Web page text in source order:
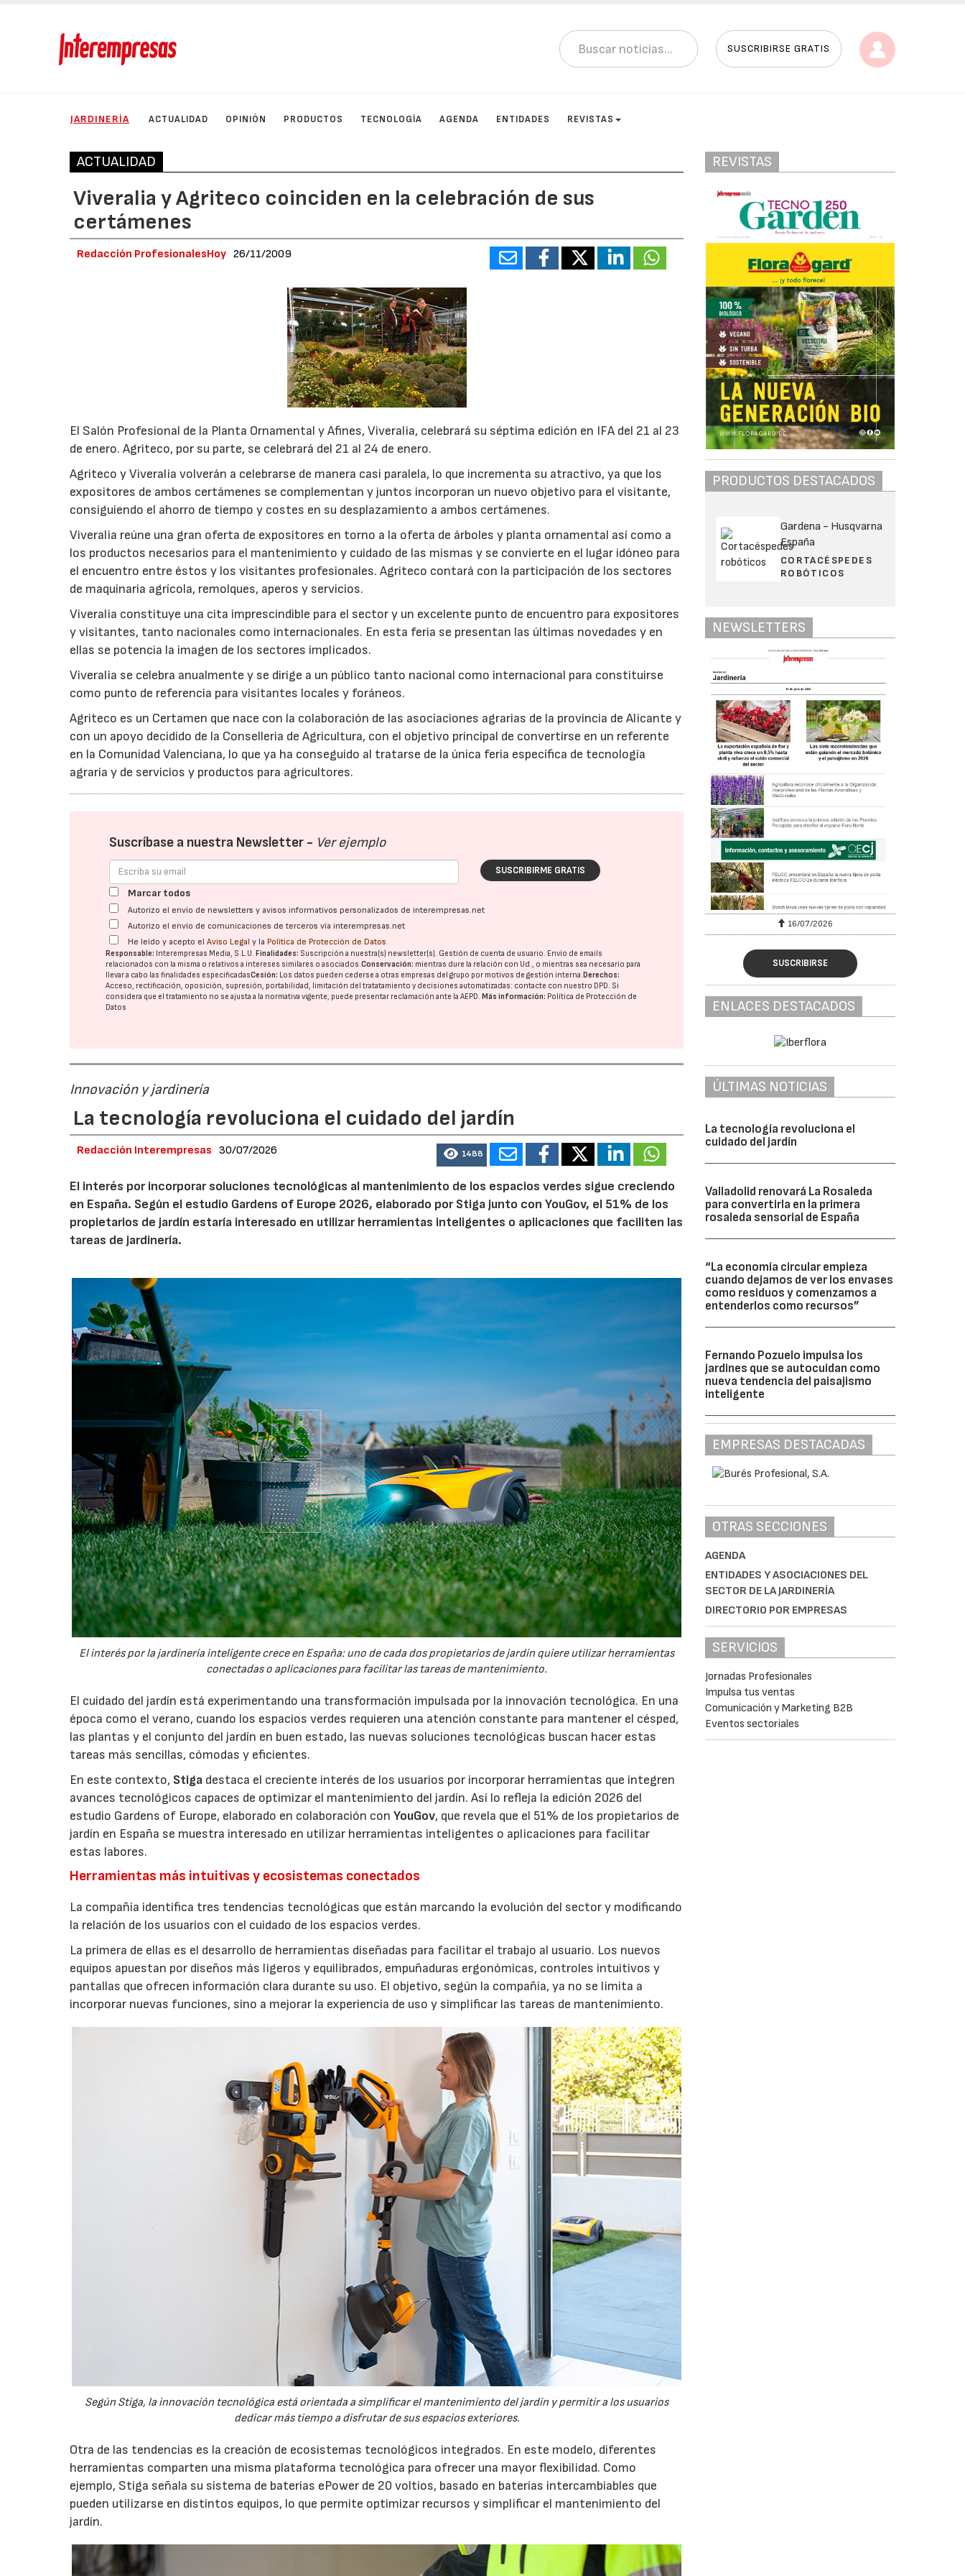
SUSCRIBIRSE GRATIS
JARDINERÍA ACTUALIDAD OPINIÓN PRODUCTOS TECNOLOGÍA AGENDA ENTIDADES REVISTAS
ACTUALIDAD
Viveralia y Agriteco coinciden en la celebración de sus
certámenes
Redacción ProfesionalesHoy 26/11/2009
El Salón Profesional de la Planta Ornamental y Afines, Viveralia, celebrará su séptima edición en IFA del 21 al 23
de enero. Agriteco, por su parte, se celebrará del 21 al 24 de enero.
Agriteco y Viveralia volverán a celebrarse de manera casi paralela, lo que incrementa su atractivo, ya que los
expositores de ambos certámenes se complementan y juntos incorporan un nuevo objetivo para el visitante,
consiguiendo el ahorro de tiempo y costes en su desplazamiento a ambos certámenes.
Viveralia reúne una gran oferta de expositores en torno a la oferta de árboles y planta ornamental así como a
los productos necesarios para el mantenimiento y cuidado de las mismas y se convierte en el lugar idóneo para
el encuentro entre éstos y los visitantes profesionales. Agriteco contará con la participación de los sectores
de maquinaria agrícola, remolques, aperos y servicios.
Viveralia constituye una cita imprescindible para el sector y un excelente punto de encuentro para expositores
y visitantes, tanto nacionales como internacionales. En esta feria se presentan las últimas novedades y en
ellas se potencia la imagen de los sectores implicados.
Viveralia se celebra anualmente y se dirige a un público tanto nacional como internacional para constituirse
como punto de referencia para visitantes locales y foráneos.
Agriteco es un Certamen que nace con la colaboración de las asociaciones agrarias de la provincia de Alicante y
con un apoyo decidido de la Conselleria de Agricultura, con el objetivo principal de convertirse en un referente
en la Comunidad Valenciana, lo que ya ha conseguido al tratarse de la única feria específica de tecnología
agraria y de servicios y productos para agricultores.
Suscríbase a nuestra Newsletter - Ver ejemplo
SUSCRIBIRME GRATIS
Marcar todos
Autorizo el envío de newsletters y avisos informativos personalizados de interempresas.net
Autorizo el envío de comunicaciones de terceros vía interempresas.net
He leído y acepto elAviso Legal y la Política de Protección de Datos
Responsable: Interempresas Media, S.L.U.Finalidades: Suscripción a nuestra(s) newsletter(s). Gestión de cuenta de usuario. Envío de emails
relacionados con la misma o relativos a intereses similares o asociados.Conservación: mientras dure la relación con Ud., o mientras sea necesario para
llevar a cabo las finalidades especificadasCesión: Los datos pueden cederse a otras empresas del grupo por motivos de gestión interna.Derechos:
Acceso, rectificación, oposición, supresión, portabilidad, limitación del tratatamiento y decisiones automatizadas: contacte con nuestro DPD. Si
considera que el tratamiento no se ajusta a la normativa vigente, puede presentar reclamación ante laAEPD.Más información: Política de Protección de
Datos
Innovación y jardinería
La tecnología revoluciona el cuidado del jardín
Redacción Interempresas 30/07/2026 1488
El interés por incorporar soluciones tecnológicas al mantenimiento de los espacios verdes sigue creciendo
en España. Según el estudio Gardens of Europe 2026, elaborado por Stiga junto con YouGov, el 51% de los
propietarios de jardín estaría interesado en utilizar herramientas inteligentes o aplicaciones que faciliten las
tareas de jardinería.
El interés por la jardinería inteligente crece en España: uno de cada dos propietarios de jardín quiere utilizar herramientas
conectadas o aplicaciones para facilitar las tareas de mantenimiento.
El cuidado del jardín está experimentando una transformación impulsada por la innovación tecnológica. En una
época como el verano, cuando los espacios verdes requieren una atención constante para mantener el césped,
las plantas y el conjunto del jardín en buen estado, las nuevas soluciones tecnológicas buscan hacer estas
tareas más sencillas, cómodas y eficientes.
En este contexto, Stiga destaca el creciente interés de los usuarios por incorporar herramientas que integren
avances tecnológicos capaces de optimizar el mantenimiento del jardín. Así lo refleja la edición 2026 del
estudio Gardens of Europe, elaborado en colaboración conYouGov, que revela que el 51% de los propietarios de
jardín en España se muestra interesado en utilizar herramientas inteligentes o aplicaciones para facilitar
estas labores.
Herramientas más intuitivas y ecosistemas conectados
La compañía identifica tres tendencias tecnológicas que están marcando la evolución del sector y modificando
la relación de los usuarios con el cuidado de los espacios verdes.
La primera de ellas es el desarrollo de herramientas diseñadas para facilitar el trabajo al usuario. Los nuevos
equipos apuestan por diseños más ligeros y equilibrados, empuñaduras ergonómicas, controles intuitivos y
pantallas que ofrecen información clara durante su uso. El objetivo, según la compañía, ya no se limita a
incorporar nuevas funciones, sino a mejorar la experiencia de uso y simplificar las tareas de mantenimiento.
Según Stiga, la innovación tecnológica está orientada a simplificar el mantenimiento del jardín y permitir a los usuarios
dedicar más tiempo a disfrutar de sus espacios exteriores.
Otra de las tendencias es la creación de ecosistemas tecnológicos integrados. En este modelo, diferentes
herramientas comparten una misma plataforma tecnológica para ofrecer una mayor flexibilidad. Como
ejemplo, Stiga señala su sistema de baterías ePower de 20 voltios, basado en baterías intercambiables que
pueden utilizarse en distintos equipos, lo que permite optimizar recursos y simplificar el mantenimiento del
jardín.
REVISTAS
PRODUCTOS DESTACADOS
Gardena - Husqvarna
España
CORTACÉSPEDES
ROBÓTICOS
NEWSLETTERS
16/07/2026
SUSCRIBIRSE
ENLACES DESTACADOS
ÚLTIMAS NOTICIAS
La tecnología revoluciona el
cuidado del jardín
Valladolid renovará La Rosaleda
para convertirla en la primera
rosaleda sensorial de España
“La economía circular empieza
cuando dejamos de ver los envases
como residuos y comenzamos a
entenderlos como recursos”
Fernando Pozuelo impulsa los
jardines que se autocuidan como
nueva tendencia del paisajismo
inteligente
EMPRESAS DESTACADAS
OTRAS SECCIONES
AGENDA
ENTIDADES Y ASOCIACIONES DEL
SECTOR DE LA JARDINERÍA
DIRECTORIO POR EMPRESAS
SERVICIOS
Jornadas Profesionales
Impulsa tus ventas
Comunicación y Marketing B2B
Eventos sectoriales